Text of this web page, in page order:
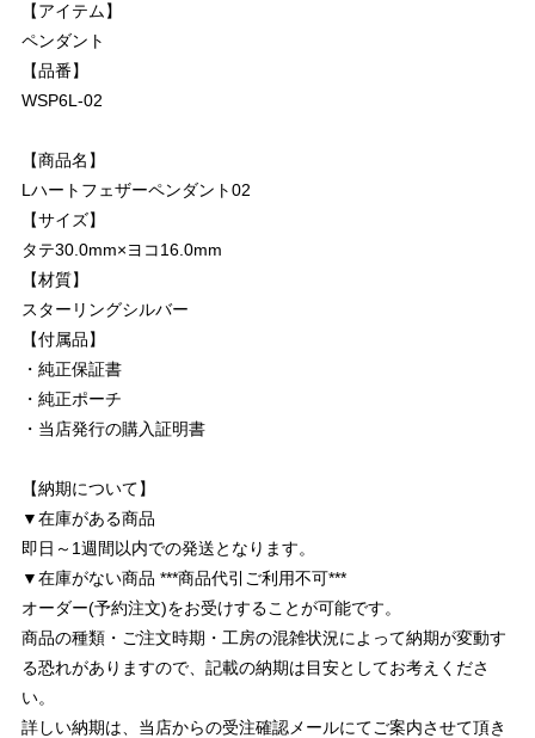
【アイテム】
ペンダント
【品番】
WSP6L-02
【商品名】
Lハートフェザーペンダント02
【サイズ】
タテ30.0mm×ヨコ16.0mm
【材質】
スターリングシルバー
【付属品】
・純正保証書
・純正ポーチ
・当店発行の購入証明書
【納期について】
▼在庫がある商品
即日～1週間以内での発送となります。
▼在庫がない商品 ***商品代引ご利用不可***
オーダー(予約注文)をお受けすることが可能です。
商品の種類・ご注文時期・工房の混雑状況によって納期が変動す
る恐れがありますので、記載の納期は目安としてお考えくださ
い。
詳しい納期は、当店からの受注確認メールにてご案内させて頂き